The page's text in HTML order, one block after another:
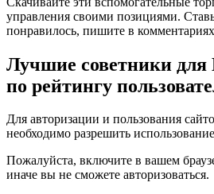
управления своими позициями.
понравилось, пишите в
Лучшие советники для
по рейтингу
Для авторизации и пользования
необходимо разрешить
Пожалуйста, включите в вашем
иначе вы не сможете авторизоваться.